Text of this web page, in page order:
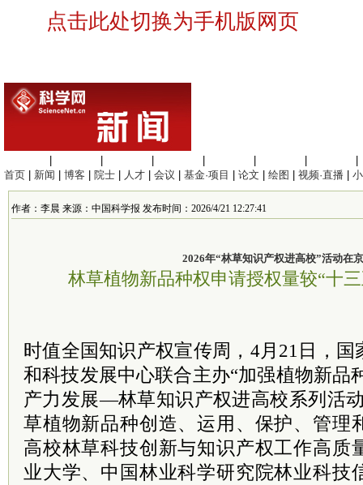
点击此处切换为手机版网页
首页
新闻 博客 院士 人才 会议 基金·项目 论文 绘图 视频·直播
作者：李晨 来源：中国科学报 发布时间：2026/4/21 12:27:41
2026年“林草知识产权进高校”活动在
林草植物新品种权申请授权量较“十
时值全国知识产权宣传周，4月21日，
和科技发展中心联合主办“加强植物新品
产力发展—林草知识产权进高校系列活
草植物新品种创造、运用、保护、管理
高校林草科技创新与知识产权工作高质
业大学、中国林业科学研究院林业科技